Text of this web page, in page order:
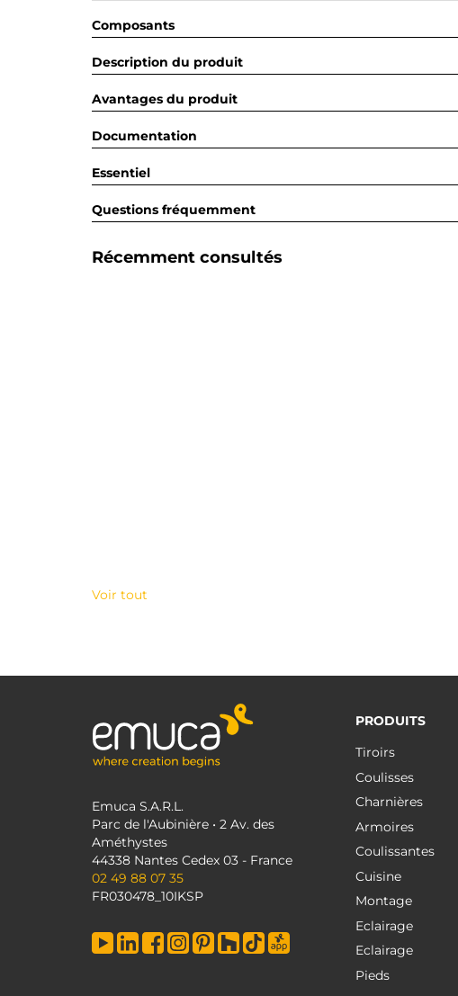
Composants
Description du produit
Avantages du produit
Documentation
Essentiel
Questions fréquemment
Récemment consultés
Voir tout
Emuca S.A.R.L.
Parc de l'Aubinière • 2 Av. des
Améthystes
44338 Nantes Cedex 03 - France
02 49 88 07 35
FR030478_10IKSP
PRODUITS
Tiroirs
Coulisses
Charnières
Armoires
Coulissantes
Cuisine
Montage
Eclairage
Eclairage
Pieds